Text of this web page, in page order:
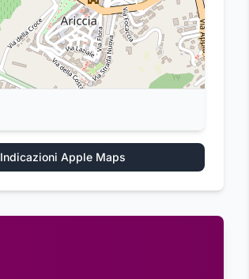
Indicazioni Apple Maps